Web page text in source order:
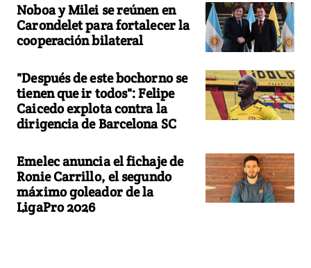
Noboa y Milei se reúnen en
Carondelet para fortalecer la
cooperación bilateral
"Después de este bochorno se
tienen que ir todos": Felipe
Caicedo explota contra la
dirigencia de Barcelona SC
Emelec anuncia el fichaje de
Ronie Carrillo, el segundo
máximo goleador de la
LigaPro 2026